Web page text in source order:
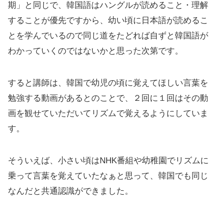
期」と同じで、韓国語はハングルが読めること・理解
することが優先ですから、幼い頃に日本語が読めるこ
とを学んでいるので同じ道をたどれば自ずと韓国語が
わかっていくのではないかと思った次第です。
すると講師は、韓国で幼児の頃に覚えてほしい言葉を
勉強する動画があるとのことで、２回に１回はその動
画を観せていただいてリズムで覚えるようにしていま
す。
そういえば、小さい頃はNHK番組や幼稚園でリズムに
乗って言葉を覚えていたなぁと思って、韓国でも同じ
なんだと共通認識ができました。